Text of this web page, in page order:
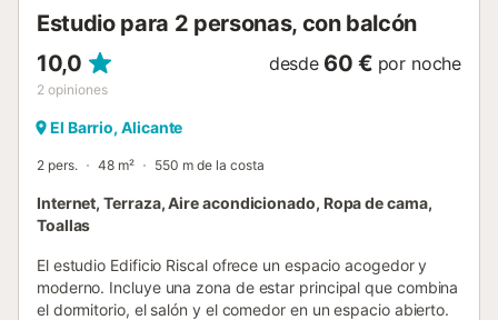
Estudio para 2 personas, con balcón
10,0
2 opiniones
desde 60 € por noche
El Barrio, Alicante
2 pers. 48 m² 550 m de la costa
Internet, Terraza, Aire acondicionado, Ropa de cama,
Toallas
El estudio Edificio Riscal ofrece un espacio acogedor y
moderno. Incluye una zona de estar principal que combina
el dormitorio, el salón y el comedor en un espacio abierto.